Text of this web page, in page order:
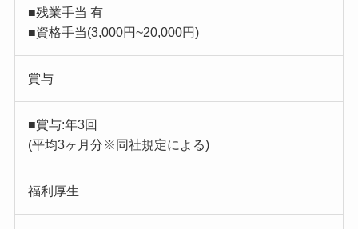
■残業手当 有
■資格手当(3,000円~20,000円)
賞与
■賞与:年3回
(平均3ヶ月分※同社規定による)
福利厚生